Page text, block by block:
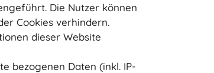
Die Nutzer können
Cookies verhindern.
dieser Website
bezogenen Daten (inkl. IP-